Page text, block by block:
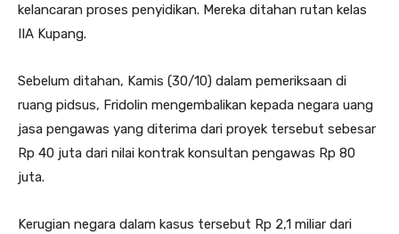
kelancaran proses penyidikan. Mereka ditahan rutan kelas
IIA Kupang.
Sebelum ditahan, Kamis (30/10) dalam pemeriksaan di
ruang pidsus, Fridolin mengembalikan kepada negara uang
jasa pengawas yang diterima dari proyek tersebut sebesar
Rp 40 juta dari nilai kontrak konsultan pengawas Rp 80
juta.
Kerugian negara dalam kasus tersebut Rp 2,1 miliar dari